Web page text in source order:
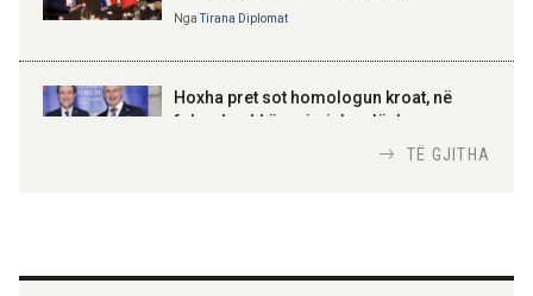
100-vjetori i themelimit të
Urdhrit të Skënderbeut
NgaTirana Diplomat
Hoxha pret sot homologun kroat, në
fokus bashkëpunimi dypalësh
partneritetit strategjik
TË GJITHA